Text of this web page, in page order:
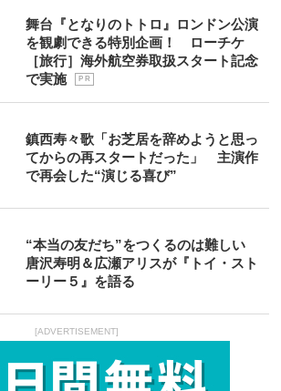
舞台『となりのトトロ』ロンドン公演
を観劇できる特別企画！ ローチケ
［旅行］海外航空券取扱スタート記念
で実施
P R
鎮西寿々歌「お芝居を辞めようと思っ
てからの再スタートだった」 主演作
で再会した“演じる喜び”
“本当の友だち”をつくるのは難しい
唐沢寿明＆広瀬アリスが『トイ・スト
ーリー５』を語る
[ADVERTISEMENT]